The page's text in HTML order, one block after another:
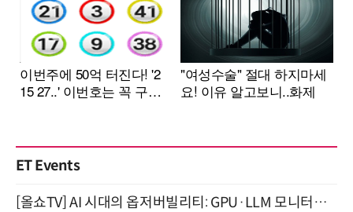
ET Events
[올쇼TV] AI 시대의 옵저버빌리티: GPU·LLM 모니터링부터 AI 기반 장애 대응까지 (8/11 생방송)